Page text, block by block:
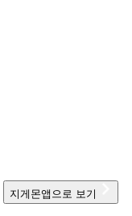
지게몬앱으로 보기